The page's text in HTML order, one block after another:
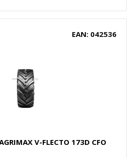
EAN: 042536
V-FLECTO 173D CFO